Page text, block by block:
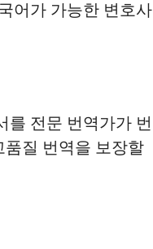
어가 가능한 변호사
를 전문 번역가가 번
질 번역을 보장할